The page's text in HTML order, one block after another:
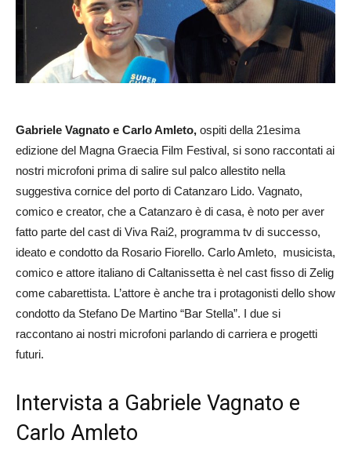
Gabriele Vagnato e Carlo Amleto, ospiti della 21esima
edizione del Magna Graecia Film Festival, si sono raccontati ai
nostri microfoni prima di salire sul palco allestito nella
suggestiva cornice del porto di Catanzaro Lido. Vagnato,
comico e creator, che a Catanzaro è di casa, è noto per aver
fatto parte del cast di Viva Rai2, programma tv di successo,
ideato e condotto da Rosario Fiorello. Carlo Amleto, musicista,
comico e attore italiano di Caltanissetta è nel cast fisso di Zelig
come cabarettista. L’attore è anche tra i protagonisti dello show
condotto da Stefano De Martino “Bar Stella”. I due si
raccontano ai nostri microfoni parlando di carriera e progetti
futuri.
Intervista a Gabriele Vagnato e
Carlo Amleto